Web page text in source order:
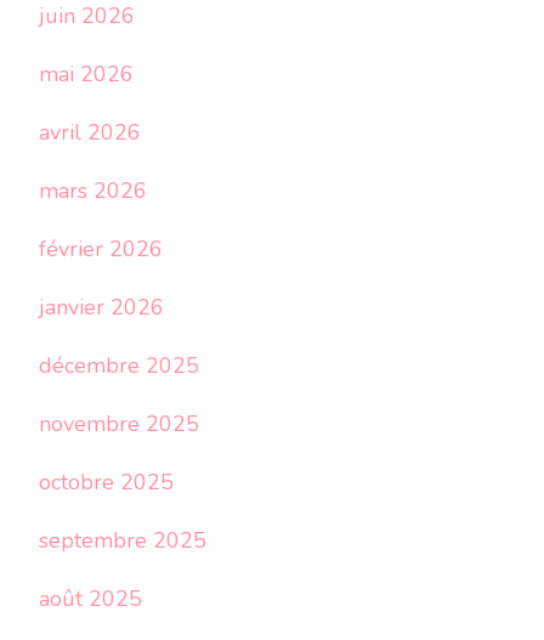
juin 2026
mai 2026
avril 2026
mars 2026
février 2026
janvier 2026
décembre 2025
novembre 2025
octobre 2025
septembre 2025
août 2025